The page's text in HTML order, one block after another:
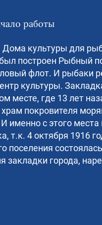
работы
Дома культуры для
построен Рыбный
флот. И рыбаки
культуры.
месте, где 13 лет
покровителя
именно с этого места
т.к. 4 октября 1916
поселения состоялась
закладки города,